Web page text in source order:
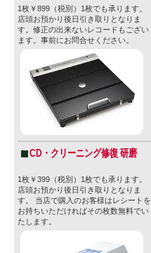
1枚￥899（税別）1枚でも承ります。
店頭お預かり後日引き取りとなりま
す。修正の出来ないレコードもござい
ます。事前にお問合せください。
CD・クリーニング修復 研磨
1枚￥399（税別）1枚でも承ります。
店頭お預かり後日引き取りとなりま
す。 当店で購入のお客様はレシートを
お持ちいただければその枚数無料でい
たします。